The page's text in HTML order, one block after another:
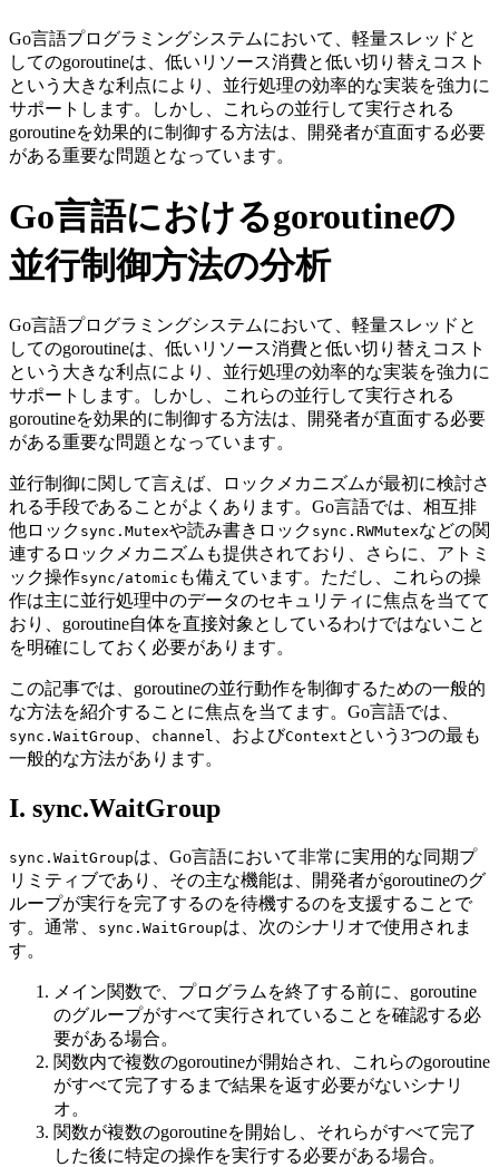
Go言語プログラミングシステムにおいて、軽量スレッドと
してのgoroutineは、低いリソース消費と低い切り替えコスト
という大きな利点により、並行処理の効率的な実装を強力に
サポートします。しかし、これらの並行して実行される
goroutineを効果的に制御する方法は、開発者が直面する必要
がある重要な問題となっています。
Go言語におけるgoroutineの
並行制御方法の分析
Go言語プログラミングシステムにおいて、軽量スレッドと
してのgoroutineは、低いリソース消費と低い切り替えコスト
という大きな利点により、並行処理の効率的な実装を強力に
サポートします。しかし、これらの並行して実行される
goroutineを効果的に制御する方法は、開発者が直面する必要
がある重要な問題となっています。
並行制御に関して言えば、ロックメカニズムが最初に検討さ
れる手段であることがよくあります。Go言語では、相互排
他ロック sync.Mutexや読み書きロック sync.RWMutexなどの関
連するロックメカニズムも提供されており、さらに、アトミ
ック操作sync/atomic も備えています。ただし、これらの操
作は主に並行処理中のデータのセキュリティに焦点を当てて
おり、goroutine自体を直接対象としているわけではないこと
を明確にしておく必要があります。
この記事では、goroutineの並行動作を制御するための一般的
な方法を紹介することに焦点を当てます。Go言語では、
sync.WaitGroup channel 、およびContext という3つの最も
一般的な方法があります。
I. sync.WaitGroup
sync.WaitGroupは、Go言語において非常に実用的な同期プ
リミティブであり、その主な機能は、開発者がgoroutineのグ
ループが実行を完了するのを待機するのを支援することで
す。通常、
sync.WaitGroupは、次のシナリオで使用されま
す。
メイン関数で、プログラムを終了する前に、goroutine
のグループがすべて実行されていることを確認する必
要がある場合。
関数内で複数のgoroutineが開始され、これらのgoroutine
がすべて完了するまで結果を返す必要がないシナリ
オ。
関数が複数のgoroutineを開始し、それらがすべて完了
した後に特定の操作を実行する必要がある場合。